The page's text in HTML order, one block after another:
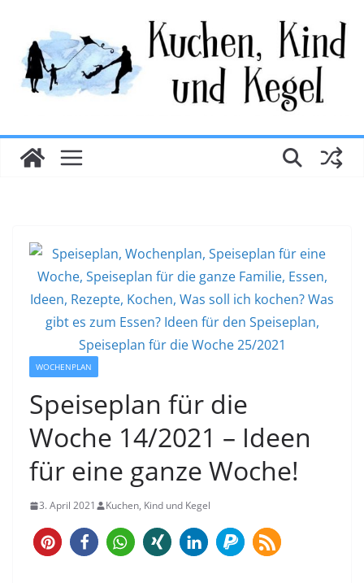
springen
WOCHENPLAN
Speiseplan für die
Woche 14/2021 – Ideen
für eine ganze Woche!
3. April 2021 Kuchen, Kind und Kegel
2